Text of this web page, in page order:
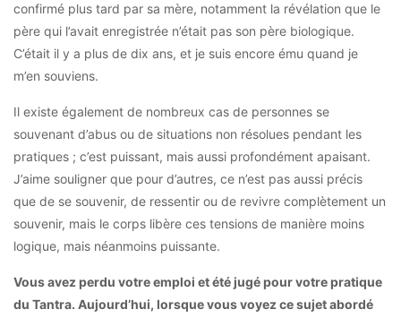
confirmé plus tard par sa mère, notamment la révélation que le
père qui l’avait enregistrée n’était pas son père biologique.
C’était il y a plus de dix ans, et je suis encore ému quand je
m’en souviens.
Il existe également de nombreux cas de personnes se
souvenant d’abus ou de situations non résolues pendant les
pratiques ; c’est puissant, mais aussi profondément apaisant.
J’aime souligner que pour d’autres, ce n’est pas aussi précis
que de se souvenir, de ressentir ou de revivre complètement un
souvenir, mais le corps libère ces tensions de manière moins
logique, mais néanmoins puissante.
Vous avez perdu votre emploi et été jugé pour votre pratique
du Tantra. Aujourd’hui, lorsque vous voyez ce sujet abordé